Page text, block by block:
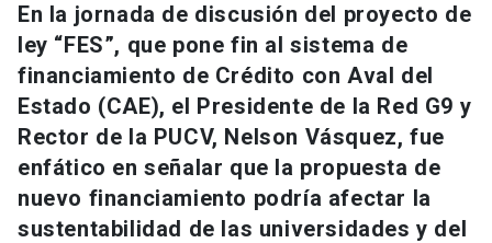
Información para keyboard_arrow_down
Futuros estudiantes
Estudiantes
Académicos
Go to english site launch
ACCESOS DIRECTOS
Admisión launch
En la jornada de discusión del proyecto de
ley “FES”, que pone fin al sistema de
financiamiento de Crédito con Aval del
Estado (CAE), el Presidente de la Red G9 y
Rector de la PUCV, Nelson Vásquez, fue
enfático en señalar que la propuesta de
nuevo financiamiento podría afectar la
sustentabilidad de las universidades y del